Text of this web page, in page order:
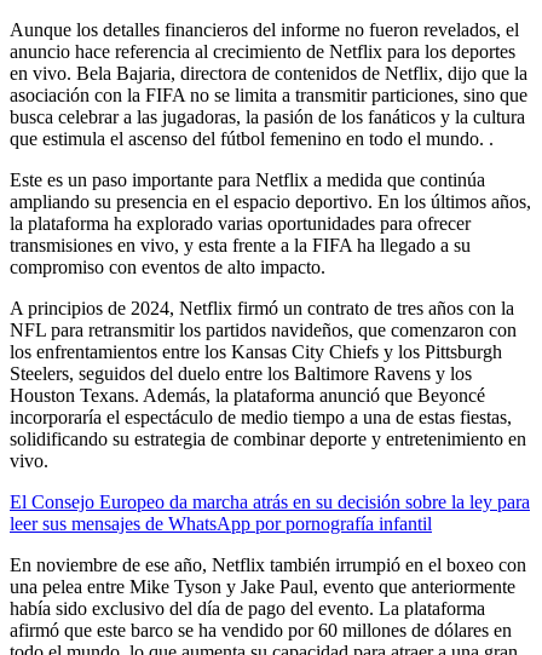
Aunque los detalles financieros del informe no fueron revelados, el
anuncio hace referencia al crecimiento de Netflix para los deportes
en vivo. Bela Bajaria, directora de contenidos de Netflix, dijo que la
asociación con la FIFA no se limita a transmitir particiones, sino que
busca celebrar a las jugadoras, la pasión de los fanáticos y la cultura
que estimula el ascenso del fútbol femenino en todo el mundo. .
Este es un paso importante para Netflix a medida que continúa
ampliando su presencia en el espacio deportivo. En los últimos años,
la plataforma ha explorado varias oportunidades para ofrecer
transmisiones en vivo, y esta frente a la FIFA ha llegado a su
compromiso con eventos de alto impacto.
A principios de 2024, Netflix firmó un contrato de tres años con la
NFL para retransmitir los partidos navideños, que comenzaron con
los enfrentamientos entre los Kansas City Chiefs y los Pittsburgh
Steelers, seguidos del duelo entre los Baltimore Ravens y los
Houston Texans. Además, la plataforma anunció que Beyoncé
incorporaría el espectáculo de medio tiempo a una de estas fiestas,
solidificando su estrategia de combinar deporte y entretenimiento en
vivo.
El Consejo Europeo da marcha atrás en su decisión sobre la ley para
leer sus mensajes de WhatsApp por pornografía infantil
En noviembre de ese año, Netflix también irrumpió en el boxeo con
una pelea entre Mike Tyson y Jake Paul, evento que anteriormente
había sido exclusivo del día de pago del evento. La plataforma
afirmó que este barco se ha vendido por 60 millones de dólares en